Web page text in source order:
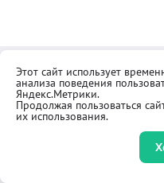
Контакты
Как купить
Реквизиты
Этот сайт использует
анализа поведения
Яндекс.Метрики.
Продолжая пользоваться
их использования.